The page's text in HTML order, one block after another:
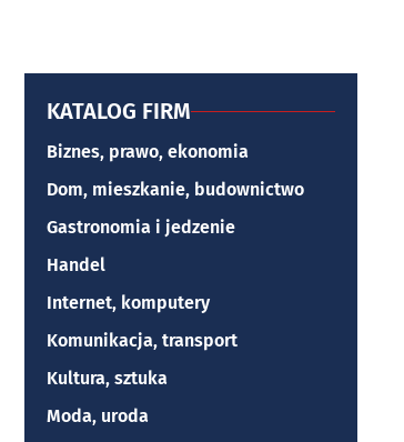
KATALOG FIRM
Biznes, prawo, ekonomia
Dom, mieszkanie, budownictwo
Gastronomia i jedzenie
Handel
Internet, komputery
Komunikacja, transport
Kultura, sztuka
Moda, uroda